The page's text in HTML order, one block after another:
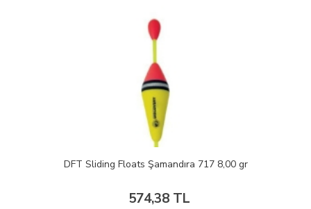
DFT Sliding Floats Şamandıra 717 8,00 gr
574,38 TL